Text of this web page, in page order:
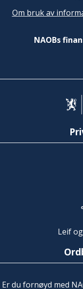
Om bruk av
NAOBs
Leif
Er du fornøyd med